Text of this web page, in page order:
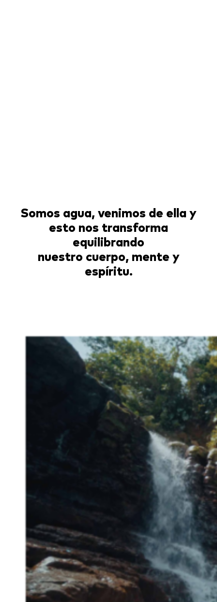
Somos agua, venimos de ella y
esto nos transforma
equilibrando
nuestro cuerpo, mente y
espíritu.